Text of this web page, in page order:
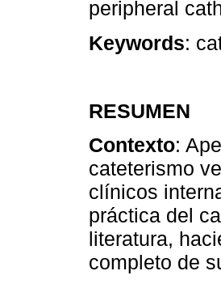
peripheral
Keywords:
RESUMEN
Contexto:
cateterismo
clínicos
práctica del
literatura,
completo de